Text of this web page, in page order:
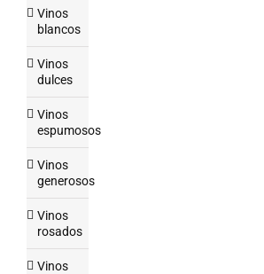
Vinos
blancos
Vinos
dulces
Vinos
espumosos
Vinos
generosos
Vinos
rosados
Vinos